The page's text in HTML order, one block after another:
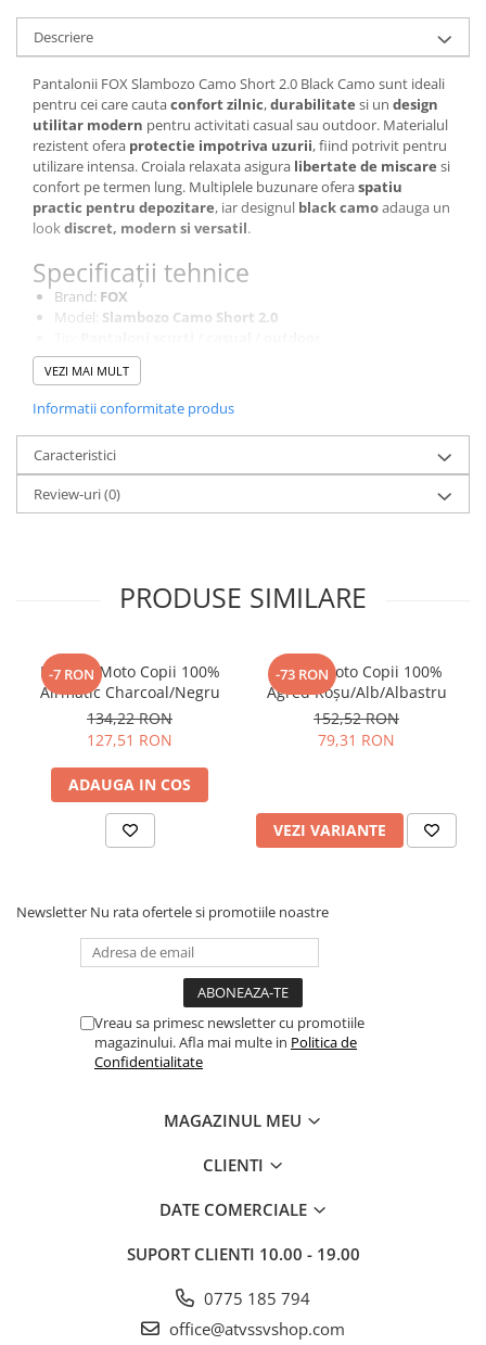
Descriere
Pantalonii FOX Slambozo Camo Short 2.0 Black Camo sunt ideali
pentru cei care cautaconfort zilnic,durabilitate si un design
utilitar modern pentru activitati casual sau outdoor. Materialul
rezistent ofera protectie impotriva uzurii, fiind potrivit pentru
utilizare intensa. Croiala relaxata asigura libertate de miscare si
confort pe termen lung. Multiplele buzunare oferaspatiu
practic pentru depozitare, iar designul black camoadauga un
lookdiscret, modern si versatil.
Specificații tehnice
Brand: FOX
Model: Slambozo Camo Short 2.0
Culoare:Black Camo
Marime:32, 34, 36
Material:
Durabil, rezistent la uzura
Croiala:Relaxata pentru confort si mobilitate
Buzunare:Multiple, functionale pentru depozitare
Confort:Ridicat, potrivit pentru utilizare zilnica
Utilizare:Casual, outdoor, activitati zilnice
VEZI MAI MULT
Informatii conformitate produs
Caracteristici
Review-uri(0)
PRODUSE SIMILARE
-7 RON
Mănuși Moto Copii 100%
Airmatic Charcoal/Negru
134,22 RON
127,51 RON
ADAUGA IN COS
-73 RON
Tricou Moto Copii 100%
Agred Roșu/Alb/Albastru
152,52 RON
79,31 RON
VEZI VARIANTE
Newsletter Nu rata ofertele si promotiile noastre
Vreau sa primesc newsletter cu promotiile
magazinului. Afla mai multe in Politica de
Confidentialitate
MAGAZINUL MEU
CLIENTI
DATE COMERCIALE
SUPORT CLIENTI 10.00 - 19.00
0775 185 794
office@atvssvshop.com